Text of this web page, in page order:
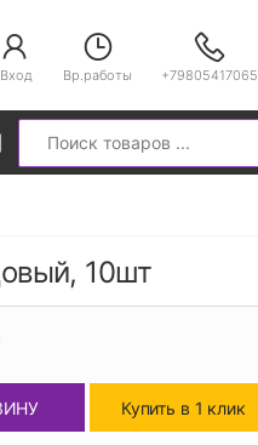
Вход Вр.работы +79805417065
Search
10шт
Купить в 1 клик